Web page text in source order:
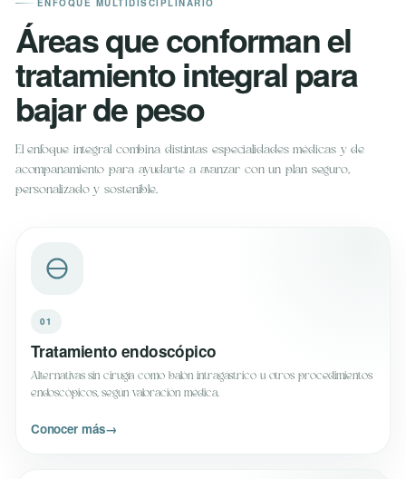
ENFOQUE MULTIDISCIPLINARIO
Áreas que conforman el
tratamiento integral para
bajar de peso
El enfoque integral combina distintas especialidades médicas y de
acompañamiento para ayudarte a avanzar con un plan seguro,
personalizado y sostenible.
01
Tratamiento endoscópico
Alternativas sin cirugía como balón intragástrico u otros procedimientos
endoscópicos, según valoración médica.
Conocer más→